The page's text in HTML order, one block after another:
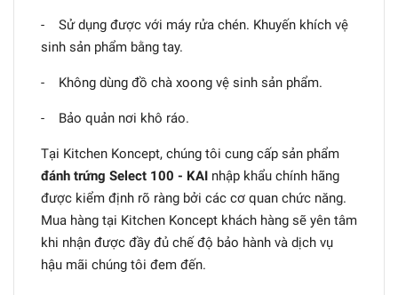
- Sử dụng được với máy rửa chén. Khuyến khích vệ
sinh sản phẩm bằng tay.
- Không dùng đồ chà xoong vệ sinh sản phẩm.
- Bảo quản nơi khô ráo.
Tại Kitchen Koncept, chúng tôi cung cấp sản phẩm
đánh trứng Select 100 - KAI nhập khẩu chính hãng
được kiểm định rõ ràng bởi các cơ quan chức năng.
Mua hàng tại Kitchen Koncept khách hàng sẽ yên tâm
khi nhận được đầy đủ chế độ bảo hành và dịch vụ
hậu mãi chúng tôi đem đến.